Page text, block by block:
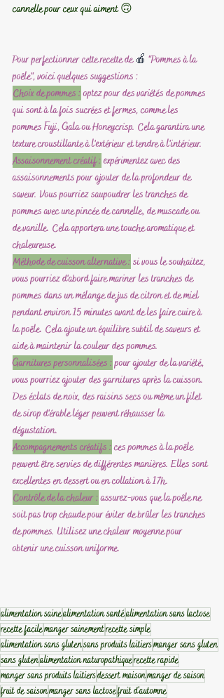
cannelle pour ceux qui aiment 🙃
Pour perfectionner cette recette de 🍎 "Pommes à la
poêle", voici quelques suggestions :
Choix de pommes : optez pour des variétés de pommes
qui sont à la fois sucrées et fermes, comme les
pommes Fuji, Gala ou Honeycrisp. Cela garantira une
texture croustillante à l'extérieur et tendre à l'intérieur.
Assaisonnement créatif : expérimentez avec des
assaisonnements pour ajouter de la profondeur de
saveur. Vous pourriez saupoudrer les tranches de
pommes avec une pincée de cannelle, de muscade ou
de vanille. Cela apportera une touche aromatique et
chaleureuse.
Méthode de cuisson alternative : si vous le souhaitez,
vous pourriez d'abord faire mariner les tranches de
pommes dans un mélange de jus de citron et de miel
pendant environ 15 minutes avant de les faire cuire à
la poêle. Cela ajoute un équilibre subtil de saveurs et
aide à maintenir la couleur des pommes.
Garnitures personnalisées : pour ajouter de la variété,
vous pourriez ajouter des garnitures après la cuisson.
Des éclats de noix, des raisins secs ou même un filet
de sirop d'érable léger peuvent réhausser la
dégustation.
Accompagnements créatifs : ces pommes à la poêle
peuvent être servies de différentes manières. Elles sont
excellentes en dessert ou en collation à 17h.
Contrôle de la chaleur : assurez-vous que la poêle ne
soit pas trop chaude pour éviter de brûler les tranches
de pommes. Utilisez une chaleur moyenne pour
obtenir une cuisson uniforme.
alimentation sainealimentation santéalimentation sans lactose
recette facilemanger sainementrecette simple
alimentation sans glutensans produits laitiersmanger sans gluten
sans glutenalimentation naturopathiquerecette rapide
manger sans produits laitiersdessert maisonmanger de saison
fruit de saisonmanger sans lactosefruit d'automne